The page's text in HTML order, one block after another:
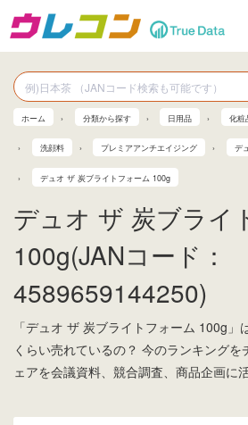
ホーム 分類から探す 日用品 化粧
洗顔料 プレミアアンチエイジング デ
デュオ ザ 炭ブライトフォーム 100g
デュオ ザ 炭ブライ
100g(JANコード：
4589659144250)
「デュオ ザ 炭ブライトフォーム 100g
くらい売れているの？ 今のランキング
ェアを会議資料、競合調査、商品企画に